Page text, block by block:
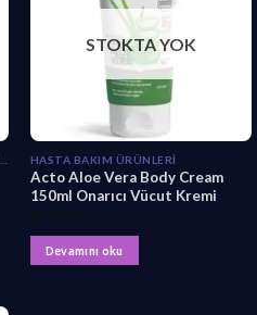
STOKTA YOK
HASTA BAKIM ÜRÜNLERI
Acto Aloe Vera Body Cream
150ml Onarıcı Vücut Kremi
Devamını oku